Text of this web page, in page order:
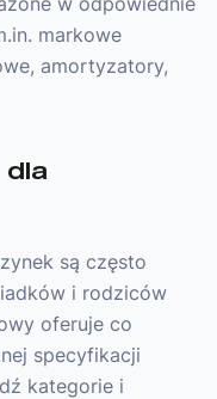
markowe
amortyzatory,
dla
są często
i rodziców
oferuje co
specyfikacji
kategorie i